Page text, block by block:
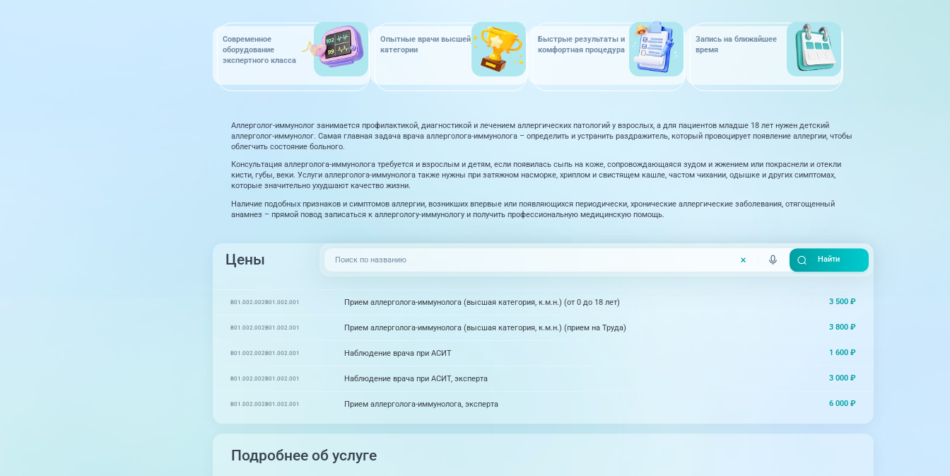
Современное
оборудование
экспертного класса
Опытные врачи высшей
категории
Быстрые результаты и
комфортная процедура
Запись на ближайшее
время
Аллерголог-иммунолог занимается профилактикой, диагностикой и лечением аллергических патологий у взрослых, а для пациентов младше 18 лет нужен детский
аллерголог-иммунолог. Самая главная задача врача аллерголога-иммунолога – определить и устранить раздражитель, который провоцирует появление аллергии, чтобы
облегчить состояние больного.
Консультация аллерголога-иммунолога требуется и взрослым и детям, если появилась сыпь на коже, сопровождающаяся зудом и жжением или покраснели и отекли
кисти, губы, веки. Услуги аллерголога-иммунолога также нужны при затяжном насморке, хриплом и свистящем кашле, частом чихании, одышке и других симптомах,
которые значительно ухудшают качество жизни.
Наличие подобных признаков и симптомов аллергии, возникших впервые или появляющихся периодически, хронические аллергические заболевания, отягощенный
анамнез – прямой повод записаться к аллергологу-иммунологу и получить профессиональную медицинскую помощь.
Цены
B01.002.002B01.002.001 Прием аллерголога-иммунолога (высшая категория, к.м.н.) (от 0 до 18 лет) 3 500 ₽
B01.002.002B01.002.001 Прием аллерголога-иммунолога (высшая категория, к.м.н.) (прием на Труда) 3 800 ₽
B01.002.002B01.002.001 Наблюдение врача при АСИТ 1 600 ₽
B01.002.002B01.002.001 Наблюдение врача при АСИТ, эксперта 3 000 ₽
B01.002.002B01.002.001 Прием аллерголога-иммунолога, эксперта 6 000 ₽
Подробнее об услуге